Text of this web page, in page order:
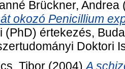
Brückner, Andrea
okozó Penicillium
(PhD) értekezés,
Doktori
Tibor (2004) A